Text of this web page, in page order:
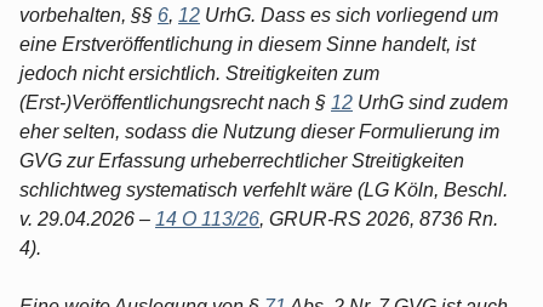
vorbehalten, §§ 6, 12 UrhG. Dass es sich vorliegend um
eine Erstveröffentlichung in diesem Sinne handelt, ist
jedoch nicht ersichtlich. Streitigkeiten zum
(Erst-)Veröffentlichungsrecht nach § 12 UrhG sind zudem
eher selten, sodass die Nutzung dieser Formulierung im
GVG zur Erfassung urheberrechtlicher Streitigkeiten
schlichtweg systematisch verfehlt wäre (LG Köln, Beschl.
v. 29.04.2026 – 14 O 113/26, GRUR-RS 2026, 8736 Rn.
4).